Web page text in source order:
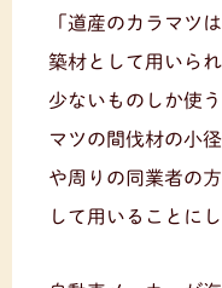
「道産のカラマツ
築材として用いら
少ないものしか使
マツの間伐材の小
や周りの同業者の
して用いることにし